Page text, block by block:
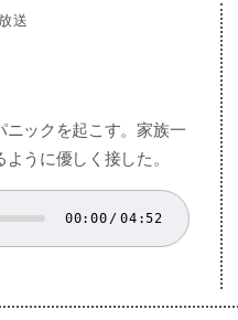
送
ニックを起こす。家族一
うに優しく接した。
00:00 / 04:52